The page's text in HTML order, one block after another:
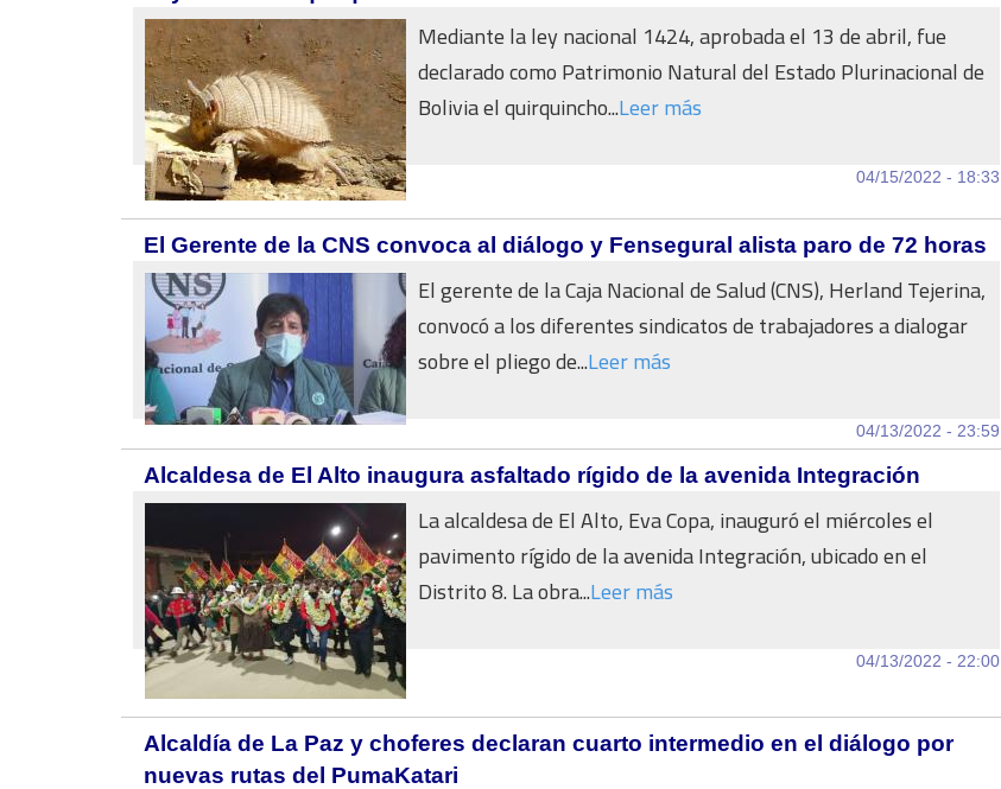
Mediante la ley nacional 1424, aprobada el 13 de abril, fue
declarado como Patrimonio Natural del Estado Plurinacional de
Bolivia el quirquincho...Leer más
04/15/2022 - 18:33
El Gerente de la CNS convoca al diálogo y Fensegural alista paro de 72 horas
El gerente de la Caja Nacional de Salud (CNS), Herland Tejerina,
convocó a los diferentes sindicatos de trabajadores a dialogar
sobre el pliego de...Leer más
04/13/2022 - 23:59
Alcaldesa de El Alto inaugura asfaltado rígido de la avenida Integración
La alcaldesa de El Alto, Eva Copa, inauguró el miércoles el
pavimento rígido de la avenida Integración, ubicado en el
Distrito 8. La obra...Leer más
04/13/2022 - 22:00
Alcaldía de La Paz y choferes declaran cuarto intermedio en el diálogo por
nuevas rutas del PumaKatari